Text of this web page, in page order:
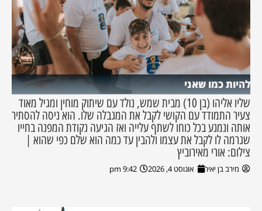
להיות כמו שאני
שליו אליהו (בן 10) מבית שמש, נולד עם שיתוק מוחין ומגיל מאוד
צעיר התמודד עם הקושי לקבל את המגבלה שלו. הוא ניסה להסתיר
אותה ונמנע בכל כוחו לשתף עלייה ואז הגיעה נקודת המפנה בחייו
שגרמה לו לקבל את עצמו ולהבין עד כמה הוא שלם כפי שהוא |
צילום: אורי מאירוביץ
מירב בן יאיר אוגוסט 4, 2026 9:42 pm